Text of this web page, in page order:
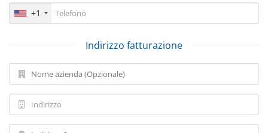
+1
Indirizzo fatturazione